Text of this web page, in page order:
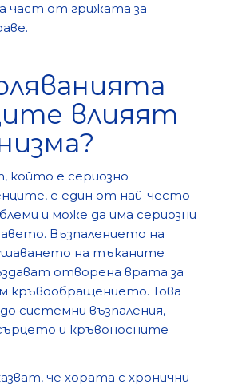
част от грижата за
влияят
е сериозно
е един от най-често
и може да има сериозни
Възпалението на
на тъканите
отворена врата за
кръвообращението. Това
системни възпаления,
и кръвоносните
че хората с хронични